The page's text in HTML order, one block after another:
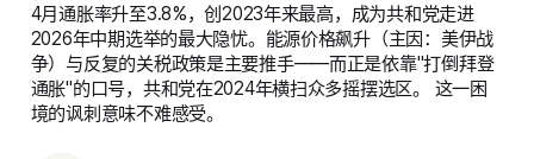
4月通胀率升至3.8%，创2023年来最高，成为共和党走进
2026年中期选举的最大隐忧。能源价格飙升（主因：美伊战
争）与反复的关税政策是主要推手——而正是依靠"打倒拜登
通胀"的口号，共和党在2024年横扫众多摇摆选区。 这一困
境的讽刺意味不难感受。